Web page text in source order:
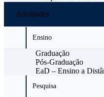
Atividades
Ensino
Graduação
Pós-Graduação
EaD – Ensino a
Pesquisa